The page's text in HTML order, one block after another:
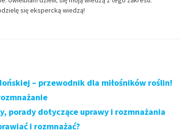
się ekspercką wiedzą!
– przewodnik dla miłośników roślin!
porady dotyczące uprawy i rozmnażania
i rozmnażać?